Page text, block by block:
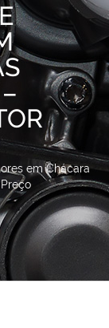
em Chácara